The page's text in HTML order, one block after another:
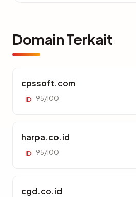
Domain Terkait
cpssoft.com
ID 95/100
harpa.co.id
ID 95/100
cgd.co.id